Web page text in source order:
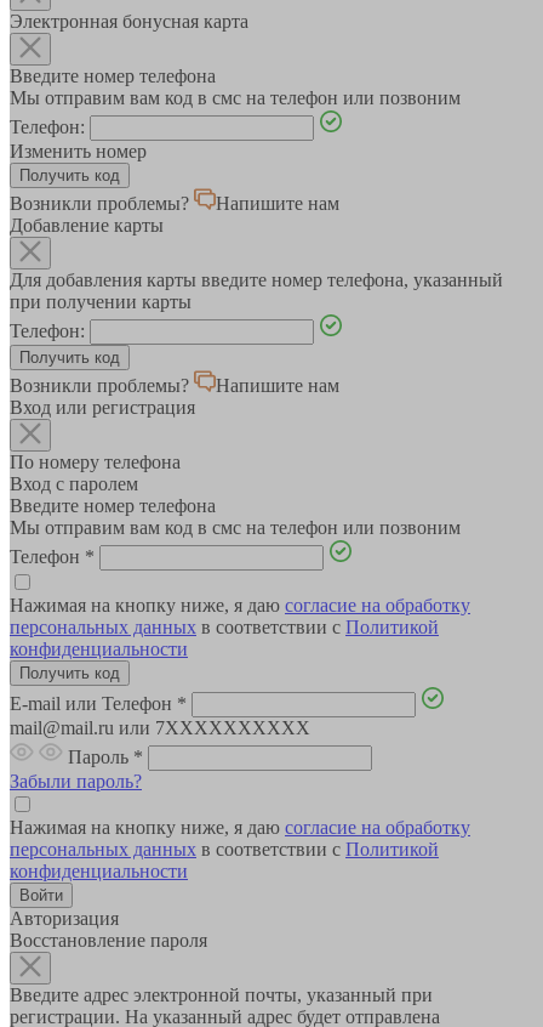
Электронная бонусная карта
Введите номер телефона
Мы отправим вам код в смс на телефон или позвоним
Телефон:
Изменить номер
Возникли проблемы?
Напишите нам
Добавление карты
Для добавления карты введите номер телефона, указанный
при получении карты
Телефон:
Возникли проблемы?
Напишите нам
Вход или регистрация
По номеру телефона
Вход с паролем
Введите номер телефона
Мы отправим вам код в смс на телефон или позвоним
Телефон *
Нажимая на кнопку ниже, я даю согласие на обработку
персональных данных в соответствии с Политикой
конфиденциальности
E-mail или Телефон *
mail@mail.ru или 7XXXXXXXXXX
Пароль *
Забыли пароль?
Нажимая на кнопку ниже, я даю согласие на обработку
персональных данных в соответствии с Политикой
конфиденциальности
Авторизация
Восстановление пароля
Введите адрес электронной почты, указанный при
регистрации. На указанный адрес будет отправлена